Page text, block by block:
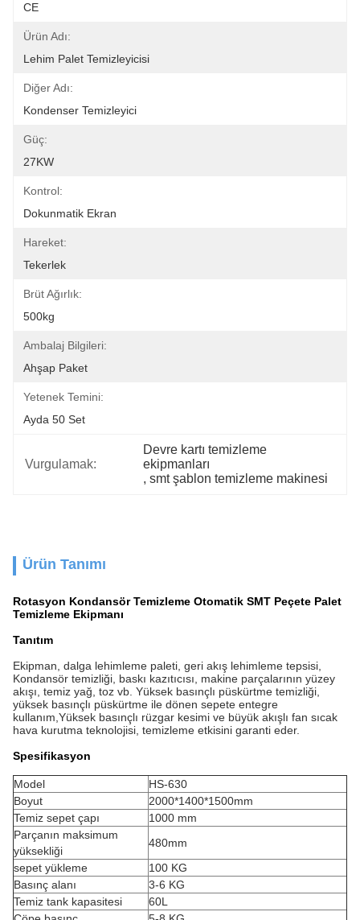
CE
Ürün Adı:
Lehim Palet Temizleyicisi
Diğer Adı:
Kondenser Temizleyici
Güç:
27KW
Kontrol:
Dokunmatik Ekran
Hareket:
Tekerlek
Brüt Ağırlık:
500kg
Ambalaj Bilgileri:
Ahşap Paket
Yetenek Temini:
Ayda 50 Set
Vurgulamak:
Devre kartı temizleme
ekipmanları
, smt şablon temizleme makinesi
Ürün Tanımı
Rotasyon Kondansör Temizleme Otomatik SMT Peçete Palet
Temizleme Ekipmanı
Tanıtım
Ekipman, dalga lehimleme paleti, geri akış lehimleme tepsisi,
Kondansör temizliği, baskı kazıtıcısı, makine parçalarının yüzey
akışı, temiz yağ, toz vb. Yüksek basınçlı püskürtme temizliği,
yüksek basınçlı püskürtme ile dönen sepete entegre
kullanım,Yüksek basınçlı rüzgar kesimi ve büyük akışlı fan sıcak
hava kurutma teknolojisi, temizleme etkisini garanti eder.
Spesifikasyon
Model
HS-630
Boyut
2000*1400*1500mm
Temiz sepet çapı
1000 mm
Parçanın maksimum
yüksekliği
480mm
sepet yükleme
100 KG
Basınç alanı
3-6 KG
Temiz tank kapasitesi
60L